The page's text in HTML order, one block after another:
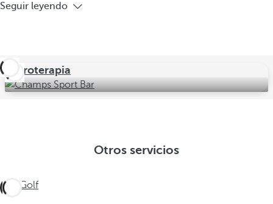
Seguir leyendo
Hidroterapia
Otros servicios
Golf